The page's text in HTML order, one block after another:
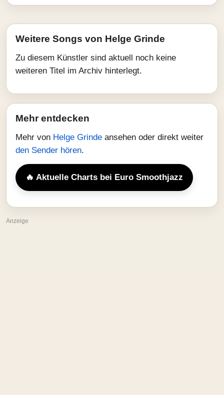
Weitere Songs von Helge Grinde
Zu diesem Künstler sind aktuell noch keine
weiteren Titel im Archiv hinterlegt.
Mehr entdecken
Mehr von Helge Grinde ansehen oder direkt weiter
den Sender hören.
🔥 Aktuelle Charts bei Euro Smoothjazz
Anzeige